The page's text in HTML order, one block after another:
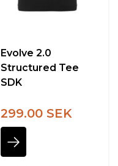
Evolve 2.0
Structured Tee
SDK
299.00 SEK